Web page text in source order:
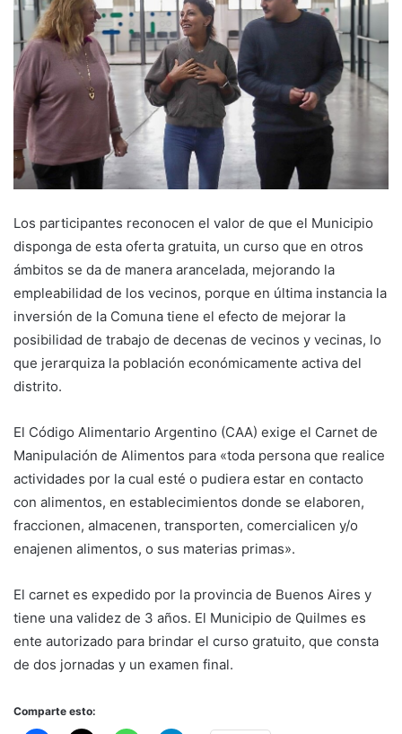
Los participantes reconocen el valor de que el Municipio
disponga de esta oferta gratuita, un curso que en otros
ámbitos se da de manera arancelada, mejorando la
empleabilidad de los vecinos, porque en última instancia la
inversión de la Comuna tiene el efecto de mejorar la
posibilidad de trabajo de decenas de vecinos y vecinas, lo
que jerarquiza la población económicamente activa del
distrito.
El Código Alimentario Argentino (CAA) exige el Carnet de
Manipulación de Alimentos para «toda persona que realice
actividades por la cual esté o pudiera estar en contacto
con alimentos, en establecimientos donde se elaboren,
fraccionen, almacenen, transporten, comercialicen y/o
enajenen alimentos, o sus materias primas».
El carnet es expedido por la provincia de Buenos Aires y
tiene una validez de 3 años. El Municipio de Quilmes es
ente autorizado para brindar el curso gratuito, que consta
de dos jornadas y un examen final.
Comparte esto: